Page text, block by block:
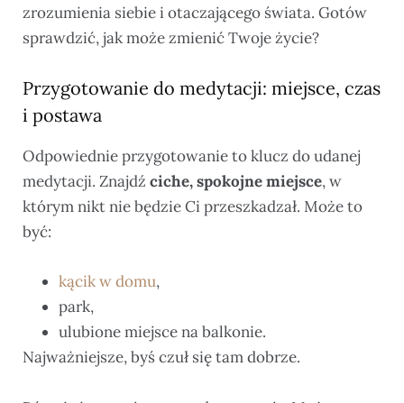
zrozumienia siebie i otaczającego świata. Gotów
sprawdzić, jak może zmienić Twoje życie?
Przygotowanie do medytacji: miejsce, czas
i postawa
Odpowiednie przygotowanie to klucz do udanej
medytacji. Znajdź ciche, spokojne miejsce, w
którym nikt nie będzie Ci przeszkadzał. Może to
być:
kącik w domu,
park,
ulubione miejsce na balkonie.
Najważniejsze, byś czuł się tam dobrze.